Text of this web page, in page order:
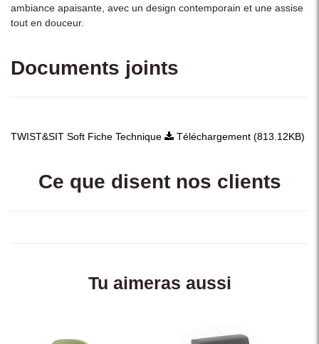
ambiance apaisante, avec un design contemporain et une assise
tout en douceur.
Documents joints
TWIST&SIT Soft Fiche Technique Téléchargement (813.12KB)
Ce que disent nos clients
Tu aimeras aussi